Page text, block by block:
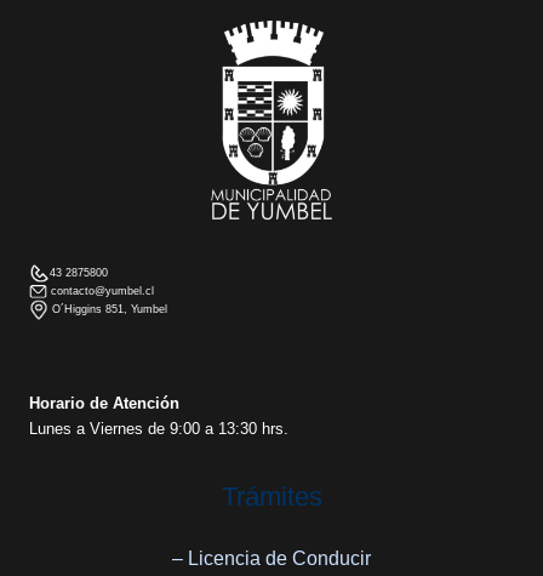
43 2875800
contacto@yumbel.cl
O´Higgins 851, Yumbel
Horario de Atención
Lunes a Viernes de 9:00 a 13:30 hrs.
Trámites
– Licencia de Conducir